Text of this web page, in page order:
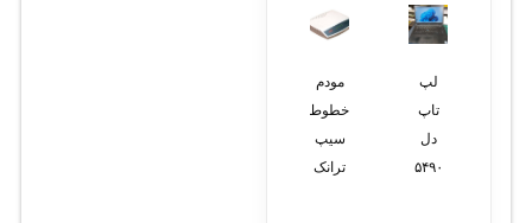
لپ
تاپ
دل
۵۴۹۰
مودم
خطوط
سیپ
ترانک